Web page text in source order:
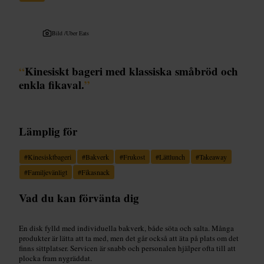
Bild /Uber Eats
“Kinesiskt bageri med klassiska småbröd och
enkla fikaval.”
Lämplig för
#Kinesisktbageri #Bakverk #Frukost #Lättlunch #Takeaway
#Familjevänligt #Fikasnack
Vad du kan förvänta dig
En disk fylld med individuella bakverk, både söta och salta. Många
produkter är lätta att ta med, men det går också att äta på plats om det
finns sittplatser. Servicen är snabb och personalen hjälper ofta till att
plocka fram nygräddat.